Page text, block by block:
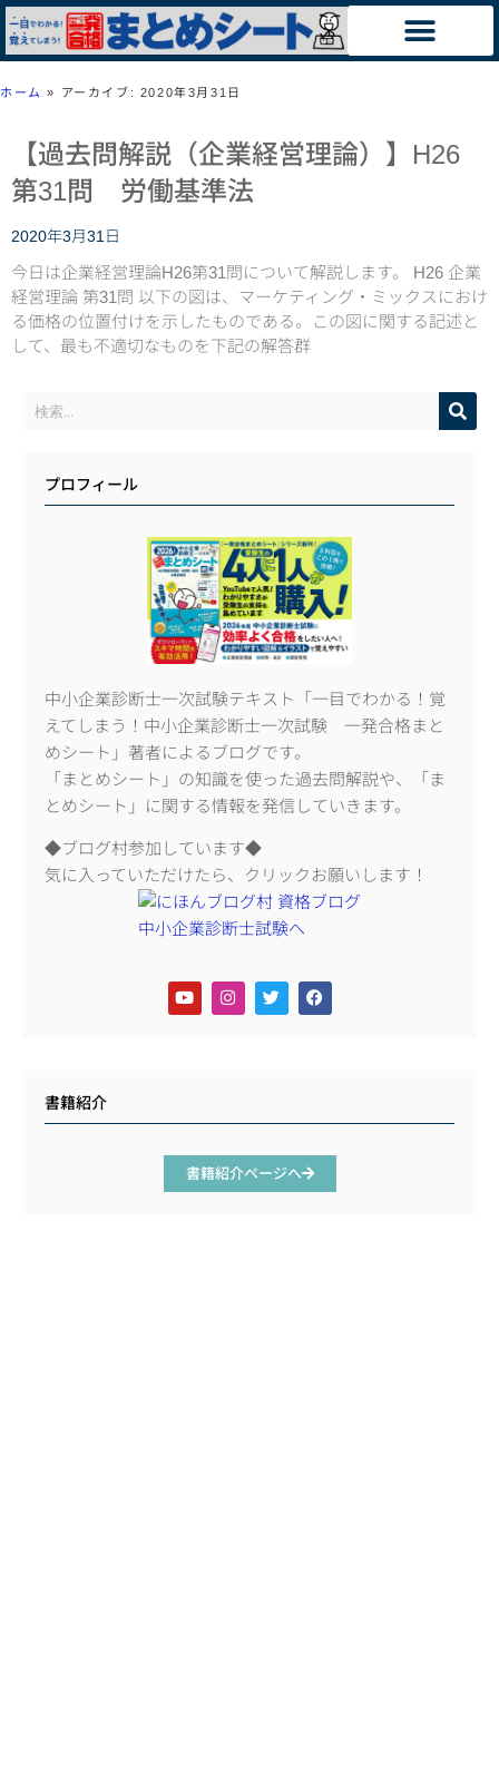
ホーム » アーカイブ: 2020年3月31日
【過去問解説（企業経営理論）】H26
第31問 労働基準法
2020年3月31日
今日は企業経営理論H26第31問について解説します。 H26 企業
経営理論 第31問 以下の図は、マーケティング・ミックスにおけ
る価格の位置付けを示したものである。この図に関する記述と
して、最も不適切なものを下記の解答群
プロフィール
中小企業診断士一次試験テキスト「一目でわかる！覚
えてしまう！中小企業診断士一次試験 一発合格まと
めシート」著者によるブログです。
「まとめシート」の知識を使った過去問解説や、「ま
とめシート」に関する情報を発信していきます。
◆ブログ村参加しています◆
気に入っていただけたら、クリックお願いします！
書籍紹介
書籍紹介ページへ